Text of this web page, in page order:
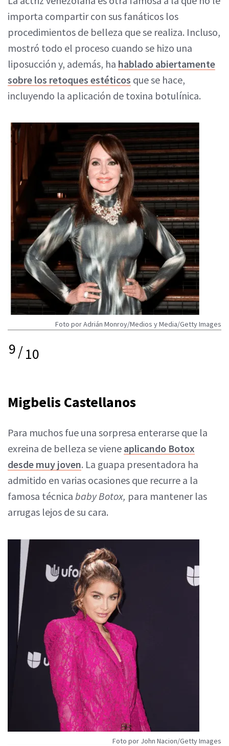
importa compartir con sus fanáticos los
procedimientos de belleza que se realiza. Incluso,
mostró todo el proceso cuando se hizo una
liposucción y, además, ha hablado abiertamente
sobre los retoques estéticos que se hace,
incluyendo la aplicación de toxina botulínica.
Foto por Adrián Monroy/Medios y Media/Getty Images
9/10
Migbelis Castellanos
Para muchos fue una sorpresa enterarse que la
exreina de belleza se viene aplicando Botox
desde muy joven. La guapa presentadora ha
admitido en varias ocasiones que recurre a la
famosa técnica baby Botox, para mantener las
arrugas lejos de su cara.
Foto por John Nacion/Getty Images